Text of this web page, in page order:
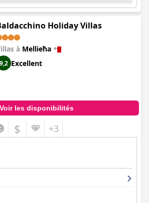
Holiday Villas
à Mellieħa
9,2 Excellent
Voir les disponibilités
$ +3